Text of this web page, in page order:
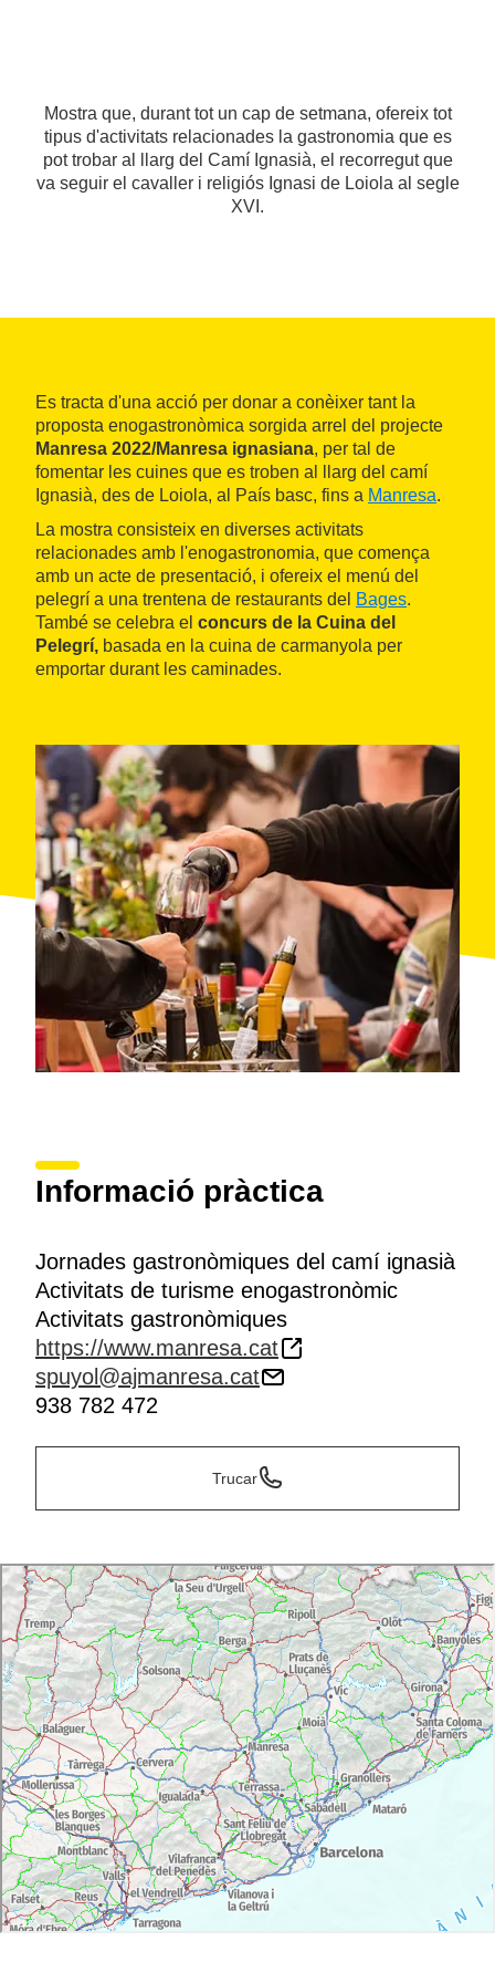
Mostra que, durant tot un cap de setmana, ofereix tot
tipus d'activitats relacionades la gastronomia que es
pot trobar al llarg del Camí Ignasià, el recorregut que
va seguir el cavaller i religiós Ignasi de Loiola al segle
XVI.
Es tracta d'una acció per donar a conèixer tant la
proposta enogastronòmica sorgida arrel del projecte
Manresa 2022/Manresa ignasiana, per tal de
fomentar les cuines que es troben al llarg del camí
Ignasià, des de Loiola, al País basc, fins a Manresa.
La mostra consisteix en diverses activitats
relacionades amb l'enogastronomia, que comença
amb un acte de presentació, i ofereix el menú del
pelegrí a una trentena de restaurants del Bages.
També se celebra el concurs de la Cuina del
Pelegrí, basada en la cuina de carmanyola per
emportar durant les caminades.
Informació pràctica
Jornades gastronòmiques del camí ignasià
Activitats de turisme enogastronòmic
Activitats gastronòmiques
https://www.manresa.cat
spuyol@ajmanresa.cat
938 782 472
Trucar